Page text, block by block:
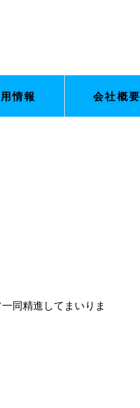
情報 会社概要
同精進してまいりま